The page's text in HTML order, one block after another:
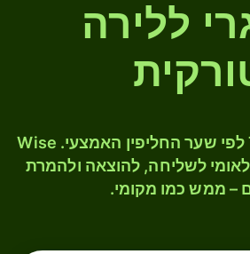
ללירה
המירו HUF ל- TRY לפי שער החליפין האמצעי. Wise
לשליחה, להוצאה ולהמרת
– ממש כמו מקומי.